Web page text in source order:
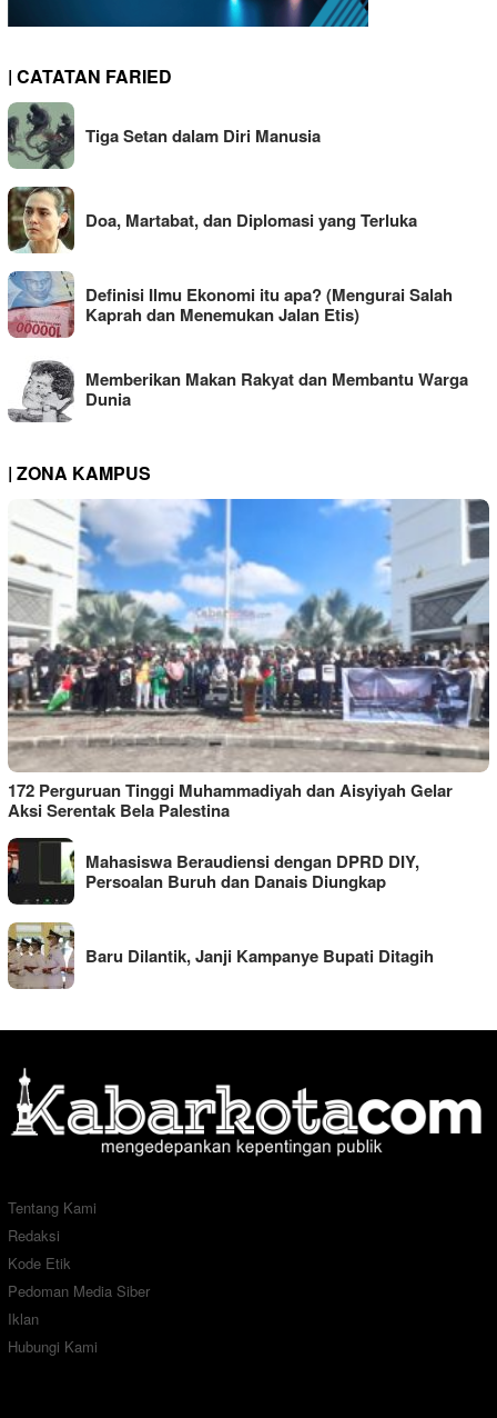
| CATATAN FARIED
Tiga Setan dalam Diri Manusia
Doa, Martabat, dan Diplomasi yang Terluka
Definisi Ilmu Ekonomi itu apa? (Mengurai Salah
Kaprah dan Menemukan Jalan Etis)
Memberikan Makan Rakyat dan Membantu Warga
Dunia
| ZONA KAMPUS
172 Perguruan Tinggi Muhammadiyah dan Aisyiyah Gelar
Aksi Serentak Bela Palestina
Mahasiswa Beraudiensi dengan DPRD DIY,
Persoalan Buruh dan Danais Diungkap
Baru Dilantik, Janji Kampanye Bupati Ditagih
Tentang Kami
Redaksi
Kode Etik
Pedoman Media Siber
Iklan
Hubungi Kami